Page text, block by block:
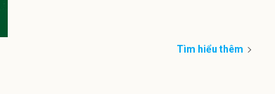
Tìm hiểu thêm